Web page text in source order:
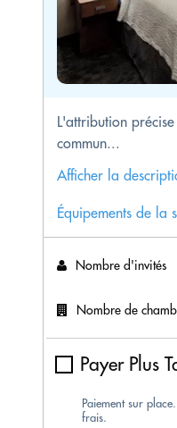
L'attribution
commun...
Afficher la
Équipements de la
Nombre d'invités
Nombre de
Payer Plus
Paiement sur
frais.